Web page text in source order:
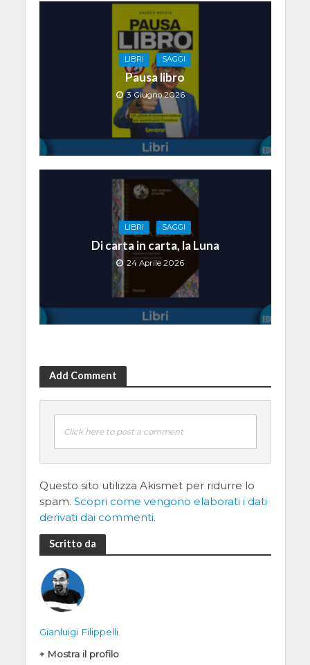
LIBRI SAGGI
Pausa libro
3 Giugno 2026
LIBRI SAGGI
Di carta in carta, la Luna
24 Aprile 2026
Add Comment
Click here to post a comment
Questo sito utilizza Akismet per ridurre lo
spam. Scopri come vengono elaborati i dati
derivati dai commenti.
Scritto da
Gianluigi Filippelli
+ Mostra il profilo